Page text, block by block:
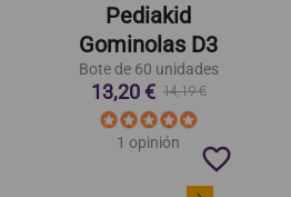
Pediakid
Gominolas D3
Bote de 60 unidades
13,20 € 14,19 €
1 opinión
favorite_border